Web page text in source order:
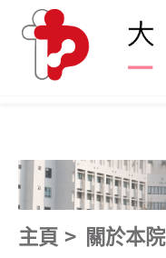
跳到主要內容
主頁 關於本院